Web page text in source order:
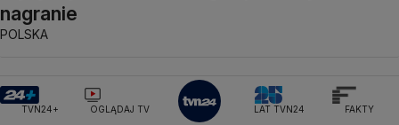
nagranie
POLSKA
OGLĄDAJ NA ŻYWO
TVN24+ OGLĄDAJ TV LAT TVN24 FAKTY